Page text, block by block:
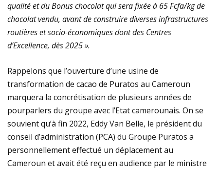
qualité et du Bonus chocolat qui sera fixée à 65 Fcfa/kg de
chocolat vendu, avant de construire diverses infrastructures
routières et socio-économiques dont des Centres
d’Excellence, dès 2025 ».
Rappelons que l’ouverture d’une usine de
transformation de cacao de Puratos au Cameroun
marquera la concrétisation de plusieurs années de
pourparlers du groupe avec l’Etat camerounais. On se
souvient qu’à fin 2022, Eddy Van Belle, le président du
conseil d’administration (PCA) du Groupe Puratos a
personnellement effectué un déplacement au
Cameroun et avait été reçu en audience par le ministre